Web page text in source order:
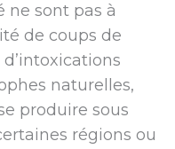
ne sont pas à
de coups de
naturelles,
produire sous
régions ou